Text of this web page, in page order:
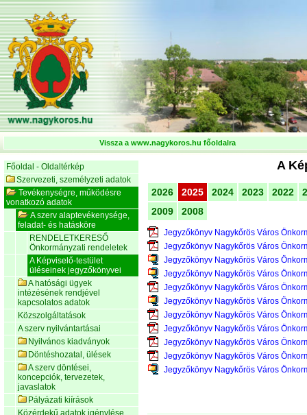
Vissza a www.nagykoros.hu főoldalra
Főoldal - Oldaltérkép
Szervezeti, személyzeti adatok
Tevékenységre, működésre
vonatkozó adatok
A szerv alaptevékenysége,
feladat- és hatásköre
RENDELETKERESŐ
Önkormányzati rendeletek
A Képviselő-testület
üléseinek jegyzőkönyvei
A hatósági ügyek
intézésének rendjével
kapcsolatos adatok
Közszolgáltatások
A szerv nyilvántartásai
Nyilvános kiadványok
Döntéshozatal, ülések
A szerv döntései,
koncepciók, tervezetek,
javaslatok
Pályázati kiírások
Közérdekű adatok igénylése
A
2026 2025 2024 2023 2022
2009
2008
Jegyzőkönyv Nagykőrös Város
Jegyzőkönyv Nagykőrös Város
Jegyzőkönyv Nagykőrös Város
Jegyzőkönyv Nagykőrös Város
Jegyzőkönyv Nagykőrös Város
Jegyzőkönyv Nagykőrös Város
Jegyzőkönyv Nagykőrös Város
Jegyzőkönyv Nagykőrös Város
Jegyzőkönyv Nagykőrös Város
Jegyzőkönyv Nagykőrös Város
Jegyzőkönyv Nagykőrös Város